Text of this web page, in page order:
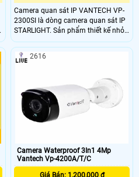
Camera quan sát IP VANTECH VP-
2300SI là dòng camera quan sát IP
STARLIGHT. Sản phẩm thiết kế nhỏ
gọn chắc chắn. Camera sủ dụng
cảm biến hình ảnh 2.0 Megapixel ,
có hỗ trợ công nghệ lưu trũ hình ảnh
Camera Waterproof 3In1 4Mp
Vantech Vp-4200A/T/C
Giá Bán: 1,200,000 ₫
2616